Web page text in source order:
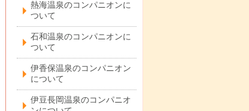
熱海温泉のコンパニオンに
ついて
石和温泉のコンパニオンに
ついて
伊香保温泉のコンパニオン
について
伊豆長岡温泉のコンパニオ